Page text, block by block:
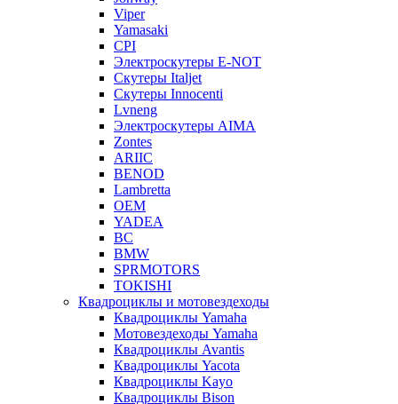
Viper
Yamasaki
CPI
Электроскутеры E-NOT
Скутеры Italjet
Скутеры Innocenti
Lvneng
Электроскутеры AIMA
Zontes
ARIIC
BENOD
Lambretta
OEM
YADEA
BC
BMW
SPRMOTORS
TOKISHI
Квадроциклы и мотовездеходы
Квадроциклы Yamaha
Мотовездеходы Yamaha
Квадроциклы Avantis
Квадроциклы Yacota
Квадроциклы Kayo
Квадроциклы Bison